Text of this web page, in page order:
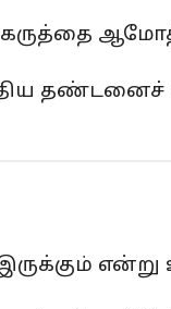
தண்டனைச்
இருக்கும்